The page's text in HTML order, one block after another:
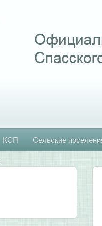
КСП Сельские